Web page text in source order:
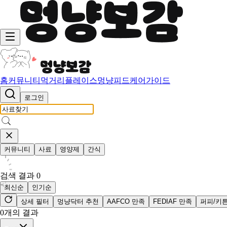
홈커뮤니티 먹거리 플레이스멍냥피드케어가이드
로그인
커뮤니티 사료 영양제 간식
검색 결과 0
최신순
인기순
상세 필터
멍냥닥터 추천 AAFCO 만족 FEDIAF 만족 퍼피/키
0개의 결과